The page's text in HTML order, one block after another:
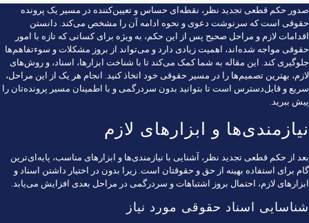
صدور حکم قطعی تجدید نظر، نقطه‌ای حساس و تعیین‌کننده در مسیر یک پرونده
حقوقی است که سرنوشت دعوی و نحوه ادامه آن را مشخص می‌کند. دانستن
اقدامات لازم و مراحل صحیح پس از این حکم، به ویژه برای کسانی که تازه با امور
حقوقی مواجه شده‌اند، اهمیت زیادی دارد و می‌تواند از بروز مشکلات و سوءتفاهم‌ها
جلوگیری کند. این مقاله به شما کمک می‌کند تا با شناخت ابزارها، اسناد، و روش‌های
لازم، بهترین تصمیم‌ها را در مسیر حقوقی خود اتخاذ کنید. انجام هر یک از این مراحل،
سریع و قابل‌دسترس است تا بتوانید بدون سردرگمی و با اطمینان مسیر پرونده‌تان را
پیش ببرید.
نیازمندی‌ها و ابزارهای لازم
بعد از حکم قطعی تجدید نظر، آشنایی با نیازمندی‌ها و ابزارهای مناسب، پایه‌ای‌ترین
گام برای استفاده بهینه از حق و حقوقتان است. زیرا بدون در اختیار داشتن اسناد و
ابزارهای لازم، احتمال بروز اشتباهات و سردرگمی در مراحل بعدی افزایش می‌یابد.
شناسایی اسناد حقوقی مورد نیاز